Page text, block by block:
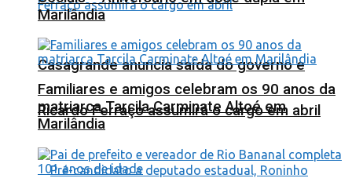
Casagrande anuncia saída do governo e
Ricardo Ferraço assumirá o cargo em abril
Marilândia
Familiares e amigos celebram os 90 anos da
matriarca Tarcila Carminate Altoé em
Marilândia